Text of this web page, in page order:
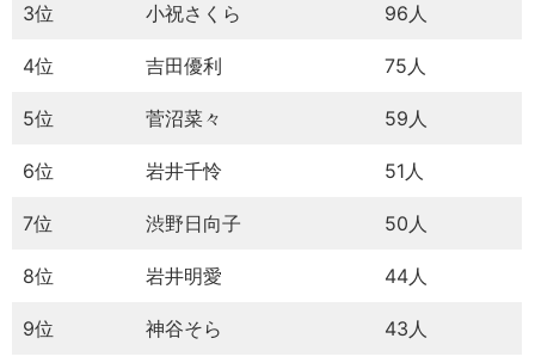
3位 小祝さくら 96人
4位 吉田優利 75人
5位 菅沼菜々 59人
6位 岩井千怜 51人
7位 渋野日向子 50人
8位 岩井明愛 44人
9位 神谷そら 43人